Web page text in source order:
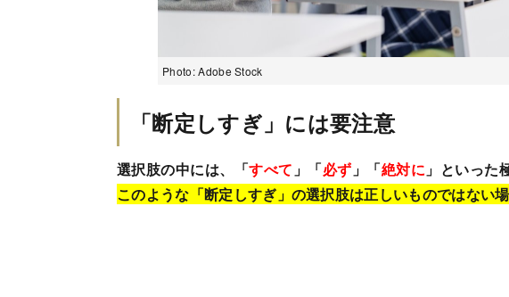
Photo: Adobe Stock
「断定しすぎ」には要注意
選択肢の中には、「すべて 」「必ず 」「絶対に 」といった
このような「断定しすぎ」の選択肢は正しいものではない